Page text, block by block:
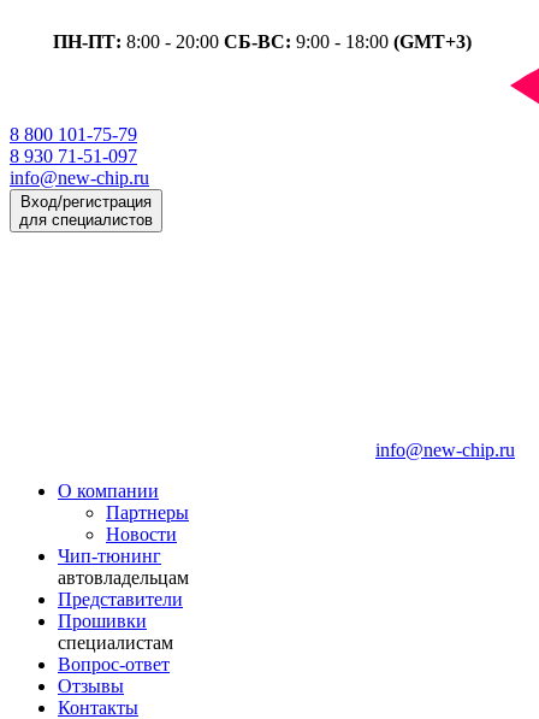
ПН-ПТ: 8:00 - 20:00 СБ-ВС: 9:00 - 18:00 (GMT+3)
8 800 101-75-79
8 930 71-51-097
info@new-chip.ru
Вход/регистрация
для специалистов
info@new-chip.ru
О компании
Партнеры
Новости
Чип-тюнинг
автовладельцам
Представители
Прошивки
специалистам
Вопрос-ответ
Отзывы
Контакты